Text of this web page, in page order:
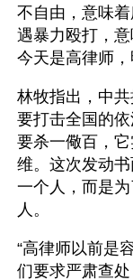
不自由，意味
遇暴力殴打，意
今天是高律师，
林牧指出，中
要打击全国的
要杀一儆百，
维。这次发动
一个人，而是
人。
“高律师以前是
们要求严肃查